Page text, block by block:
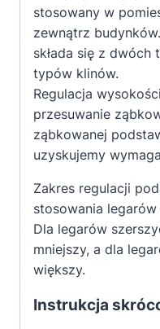
stosowany w
zewnątrz
składa się z
typów klinów.
Regulacja
przesuwanie
ząbkowanej
uzyskujemy
Zakres regulacji
stosowania
Dla legarów
mniejszy, a dla
większy.
Instrukcja